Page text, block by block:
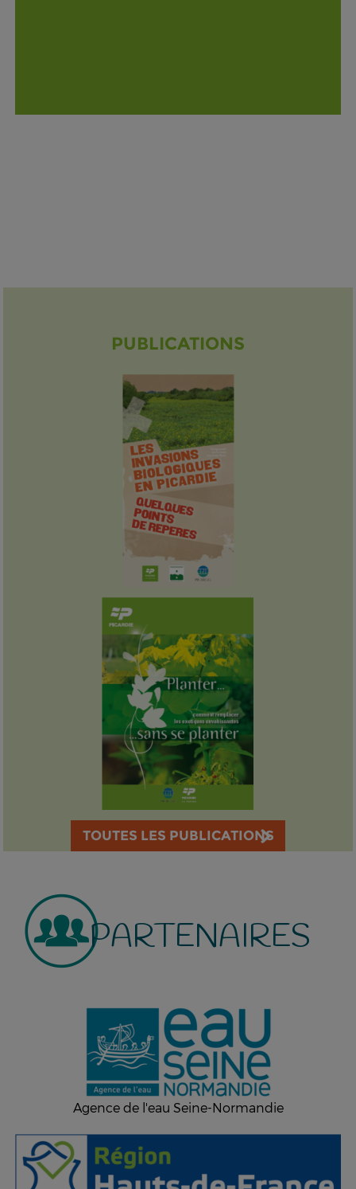
PUBLICATIONS
TOUTES LES PUBLICATIONS
PARTENAIRES
Agence de l'eau Seine-Normandie